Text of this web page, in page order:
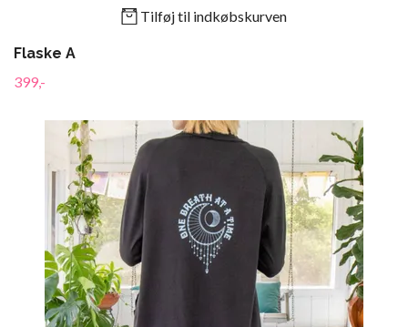
Tilføj til indkøbskurven
Flaske A
399,-